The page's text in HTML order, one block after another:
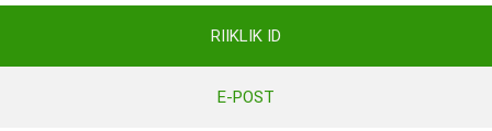
RIIKLIK ID
E-POST